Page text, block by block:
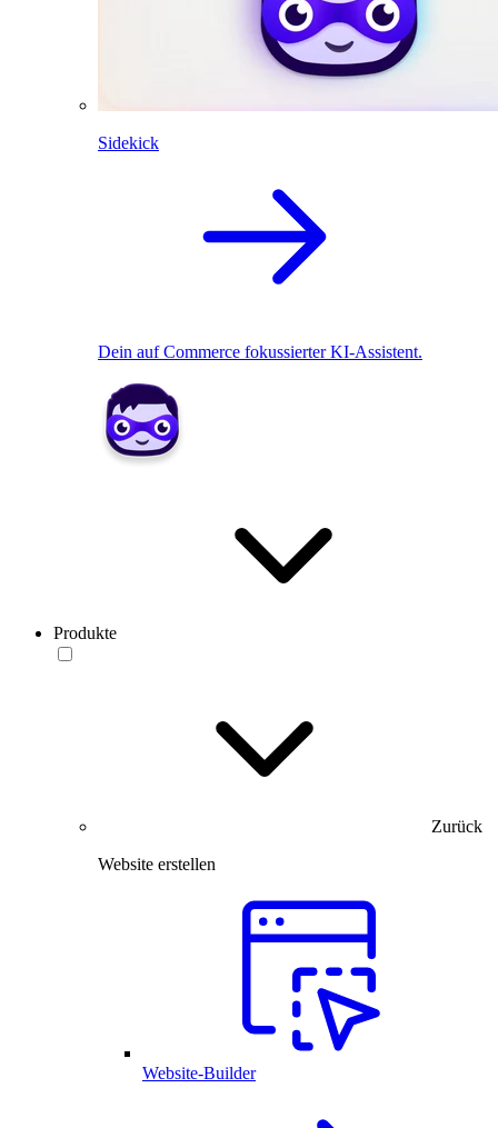
Sidekick
Dein auf Commerce fokussierter KI-Assistent.
Produkte
Zurück
Website erstellen
Website-Builder